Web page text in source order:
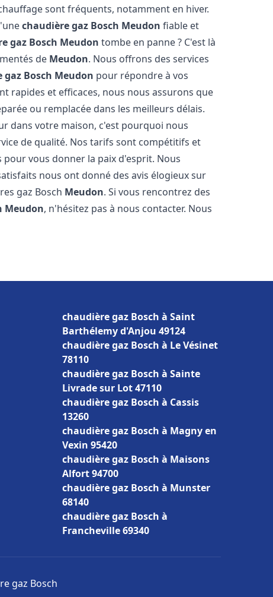
sont fréquents, notamment en hiver.
chaudière gaz Bosch Meudon fiable et
gaz Bosch Meudon tombe en panne ? C'est là
de Meudon. Nous offrons des services
gaz Bosch Meudon pour répondre à vos
rapides et efficaces, nous nous assurons que
ou remplacée dans les meilleurs délais.
dans votre maison, c'est pourquoi nous
de qualité. Nos tarifs sont compétitifs et
vous donner la paix d'esprit. Nous
nous ont donné des avis élogieux sur
gaz Bosch Meudon. Si vous rencontrez des
Meudon, n'hésitez pas à nous contacter. Nous
chaudière gaz Bosch à Saint
Barthélemy d'Anjou 49124
chaudière gaz Bosch à Le Vésinet
78110
chaudière gaz Bosch à Sainte
Livrade sur Lot 47110
chaudière gaz Bosch à Cassis
13260
chaudière gaz Bosch à Magny en
Vexin 95420
chaudière gaz Bosch à Maisons
Alfort 94700
chaudière gaz Bosch à Munster
68140
chaudière gaz Bosch à
Francheville 69340
gaz Bosch